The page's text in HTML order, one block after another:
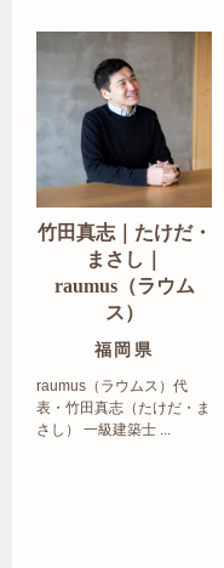
竹田真志｜たけだ・
まさし｜
raumus（ラウム
ス）
福岡県
raumus（ラウムス）代
表・竹田真志（たけだ・ま
さし） 一級建築士 ...